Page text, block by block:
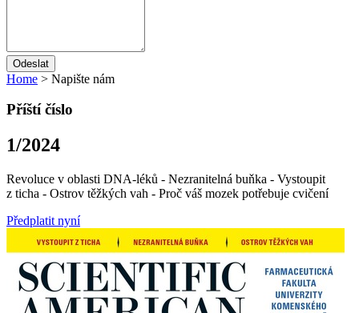
Home > Napište nám
Příští číslo
1/2024
Revoluce v oblasti DNA-léků - Nezranitelná buňka - Vystoupit
z ticha - Ostrov těžkých vah - Proč váš mozek potřebuje cvičení
Předplatit nyní